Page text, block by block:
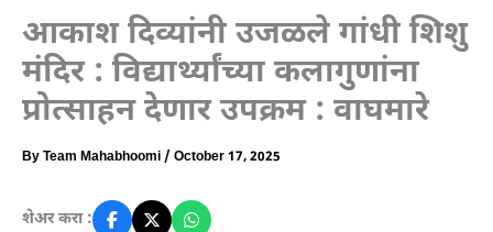
आकाश दिव्यांनी उजळले गांधी शिशु
मंदिर : विद्यार्थ्यांच्या कलागुणांना
प्रोत्साहन देणार उपक्रम : वाघमारे
ByTeam Mahabhoomi/ October 17, 2025
शेअर करा :